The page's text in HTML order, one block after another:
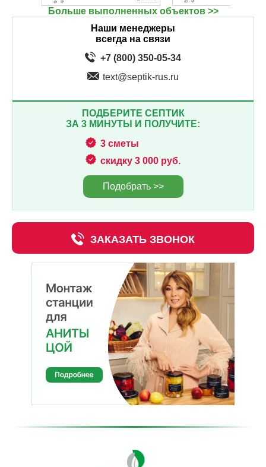
Наши менеджеры
всегда на связи
+7 (800) 350-05-34
text@septik-rus.ru
ПОДБЕРИТЕ СЕПТИК
ЗА 3 МИНУТЫ И ПОЛУЧИТЕ:
3 сметы
скидку 3 000 руб.
Подобрать >>
ЗАКАЗАТЬ ЗВОНОК
Больше выполненных объектов >>